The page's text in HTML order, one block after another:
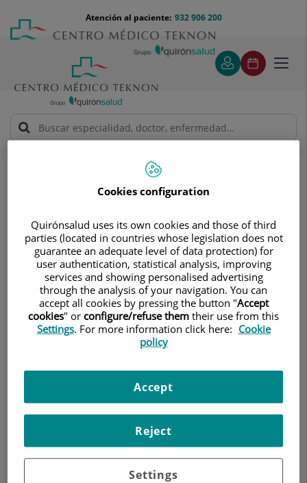
contenido
Menú
teléfono
cabecera
932 906 200
Atención al paciente:
AlbertoSamper Sugrañes
FACULTATIVO ESPECIALISTA CIRUGÍA PLÁSTICA,
ESTÉTICA
CIRUGÍA PLÁSTICA, ESTÉTICA Y REPARADORA
Pedir cita
Centro Médico Teknon
C/ Vilana, 12
08022 Barcelona
Cookies configuration
Quirónsalud uses its own cookies and those of third
parties (located in countries whose legislation does not
guarantee an adequate level of data protection) for
user authentication, statistical analysis, improving
services and showing personalised advertising
through the analysis of your navigation. You can
accept all cookies by pressing the button "Accept
cookies" or configure/refuse them their use from this
Settings. For more information click here: Cookie
policy
Settings
Reject
Accept